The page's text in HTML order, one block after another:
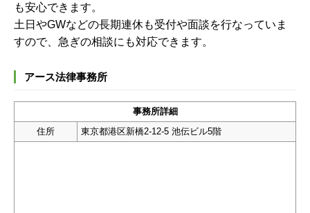
も安心できます。
土日やGWなどの長期連休も受付や面談を行なっていま
すので、急ぎの相談にも対応できます。
アース法律事務所
事務所詳細
住所
東京都港区新橋2-12-5 池伝ビル5階